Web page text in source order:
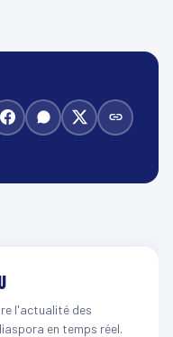
l'actualité des
en temps réel.